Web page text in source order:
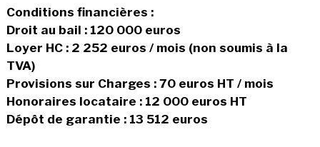
Conditions financières :
Droit au bail : 120 000 euros
Loyer HC : 2 252 euros / mois (non soumis à la
TVA)
Provisions sur Charges : 70 euros HT / mois
Honoraires locataire : 12 000 euros HT
Dépôt de garantie : 13 512 euros